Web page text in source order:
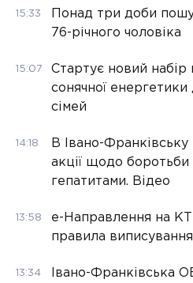
15:33
Понад три доби
76-річного чоловіка
15:07
Стартує новий набір
сонячної енергетики
сімей
14:18
В Івано-Франківську
акції щодо боротьби
гепатитами. Відео
13:58
е-Направлення на
правила виписування
13:34
Івано-Франківська